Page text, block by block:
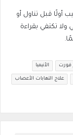
أولًا قبل تناول أو
تكتفي بقراءة
فورت الأنيميا
علاج التهابات الأعصاب